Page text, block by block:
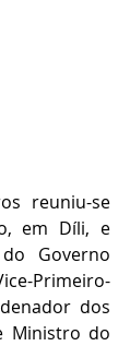
reuniu-se
em Díli, e
Governo
Primeiro-
dos
Ministro do